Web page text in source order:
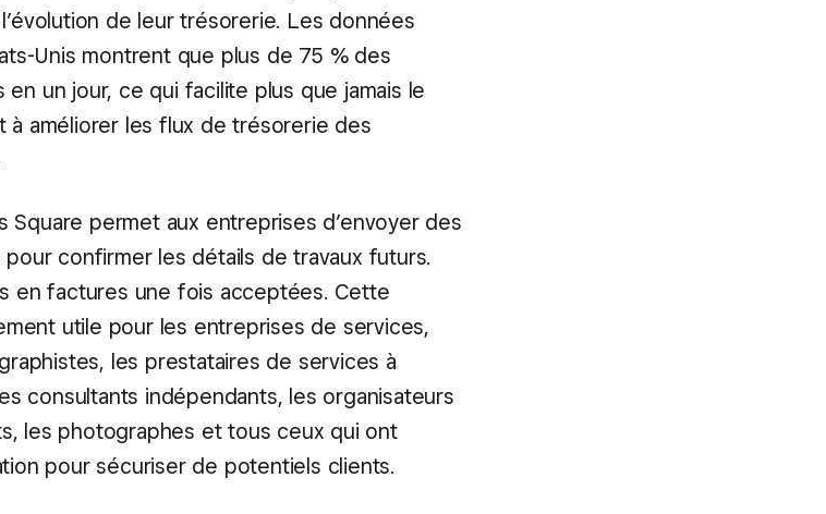
de leur trésorerie. Les données
Unis montrent que plus de 75 % des
un jour, ce qui facilite plus que jamais le
à améliorer les flux de trésorerie des
permet aux entreprises d’envoyer des
confirmer les détails de travaux futurs.
en factures une fois acceptées. Cette
utile pour les entreprises de services,
les prestataires de services à
consultants indépendants, les organisateurs
les photographes et tous ceux qui ont
pour sécuriser de potentiels clients.